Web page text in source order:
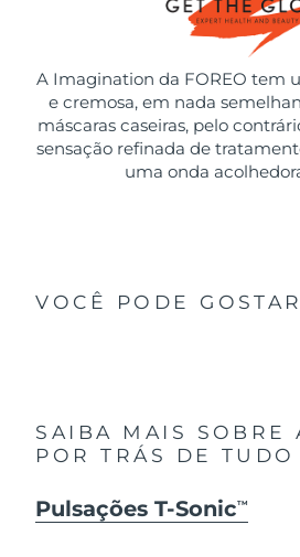
A Imagination da FOREO tem
e cremosa, em nada
máscaras caseiras, pelo
sensação refinada de
uma onda
VOCÊ PODE GOSTAR
SAIBA MAIS SOBRE
POR TRÁS DE TUDO
Pulsações T-SonicTM